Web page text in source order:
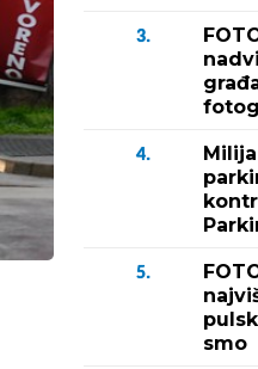
3.
4.
5.
smo